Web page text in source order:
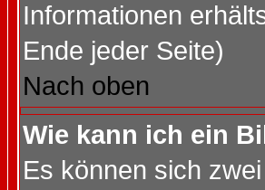
Informationen
Ende jeder Seite)
Nach oben
Wie kann ich ein
Es können sich